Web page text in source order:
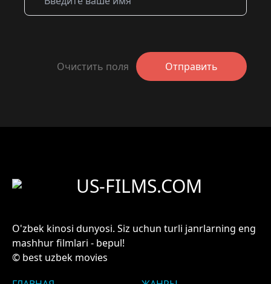
Очистить поля Отправить
US-FILMS.COM
O'zbek kinosi dunyosi. Siz uchun turli janrlarning eng
mashhur filmlari - bepul!
© best uzbek movies